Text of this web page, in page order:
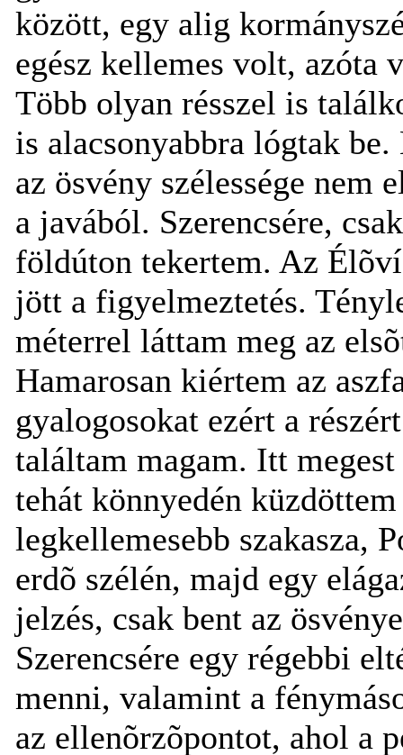
között, egy alig
egész kellemes volt, azóta
Több olyan résszel is
is alacsonyabbra lógtak
az ösvény szélessége
a javából. Szerencsére,
földúton tekertem. Az
jött a figyelmeztetés.
méterrel láttam meg az
Hamarosan kiértem az
gyalogosokat ezért a
találtam magam. Itt
tehát könnyedén
legkellemesebb szakasza,
erdõ szélén, majd egy
jelzés, csak bent az
Szerencsére egy régebbi
menni, valamint a
az ellenõrzõpontot, ahol a